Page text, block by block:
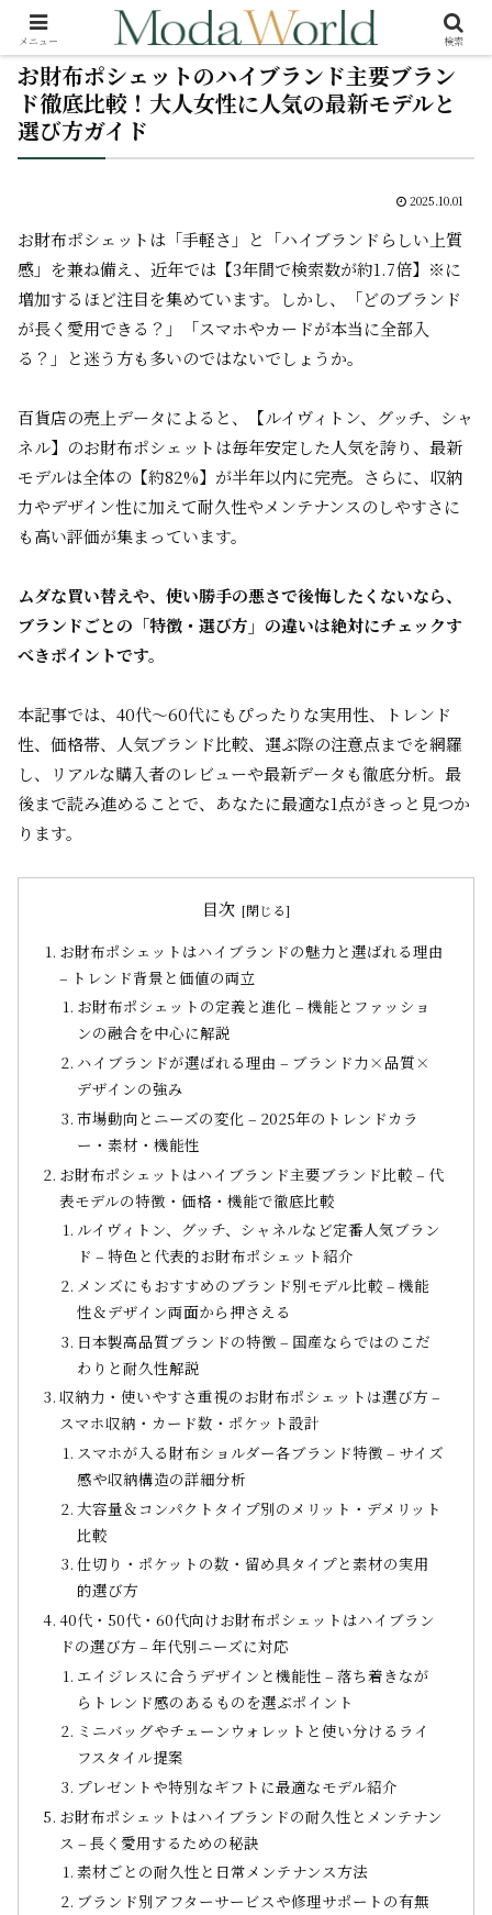
お財布ポシェットのハイブランド主要ブラン
ド徹底比較！大人女性に人気の最新モデルと
選び方ガイド
2025.10.01
お財布ポシェットは「手軽さ」と「ハイブランドらしい上質
感」を兼ね備え、近年では【3年間で検索数が約1.7倍】※に
増加するほど注目を集めています。しかし、「どのブランド
が長く愛用できる？」「スマホやカードが本当に全部入
る？」と迷う方も多いのではないでしょうか。
百貨店の売上データによると、【ルイヴィトン、グッチ、シャ
ネル】のお財布ポシェットは毎年安定した人気を誇り、最新
モデルは全体の【約82%】が半年以内に完売。さらに、収納
力やデザイン性に加えて耐久性やメンテナンスのしやすさに
も高い評価が集まっています。
ムダな買い替えや、使い勝手の悪さで後悔したくないなら、
ブランドごとの「特徴・選び方」の違いは絶対にチェックす
べきポイントです。
本記事では、40代～60代にもぴったりな実用性、トレンド
性、価格帯、人気ブランド比較、選ぶ際の注意点までを網羅
し、リアルな購入者のレビューや最新データも徹底分析。最
後まで読み進めることで、あなたに最適な1点がきっと見つか
ります。
目次
お財布ポシェットはハイブランドの魅力と選ばれる理由
– トレンド背景と価値の両立
お財布ポシェットの定義と進化 – 機能とファッショ
ンの融合を中心に解説
ハイブランドが選ばれる理由 – ブランド力×品質×
デザインの強み
市場動向とニーズの変化 – 2025年のトレンドカラ
ー・素材・機能性
お財布ポシェットはハイブランド主要ブランド比較 – 代
表モデルの特徴・価格・機能で徹底比較
ルイヴィトン、グッチ、シャネルなど定番人気ブラン
ド – 特色と代表的お財布ポシェット紹介
メンズにもおすすめのブランド別モデル比較 – 機能
性＆デザイン両面から押さえる
日本製高品質ブランドの特徴 – 国産ならではのこだ
わりと耐久性解説
収納力・使いやすさ重視のお財布ポシェットは選び方 –
スマホ収納・カード数・ポケット設計
スマホが入る財布ショルダー各ブランド特徴 – サイズ
感や収納構造の詳細分析
大容量＆コンパクトタイプ別のメリット・デメリット
比較
仕切り・ポケットの数・留め具タイプと素材の実用
的選び方
40代・50代・60代向けお財布ポシェットはハイブラン
ドの選び方 – 年代別ニーズに対応
エイジレスに合うデザインと機能性 – 落ち着きなが
らトレンド感のあるものを選ぶポイント
ミニバッグやチェーンウォレットと使い分けるライ
フスタイル提案
プレゼントや特別なギフトに最適なモデル紹介
お財布ポシェットはハイブランドの耐久性とメンテナン
ス – 長く愛用するための秘訣
素材ごとの耐久性と日常メンテナンス方法
ブランド別アフターサービスや修理サポートの有無
メニュー 検索